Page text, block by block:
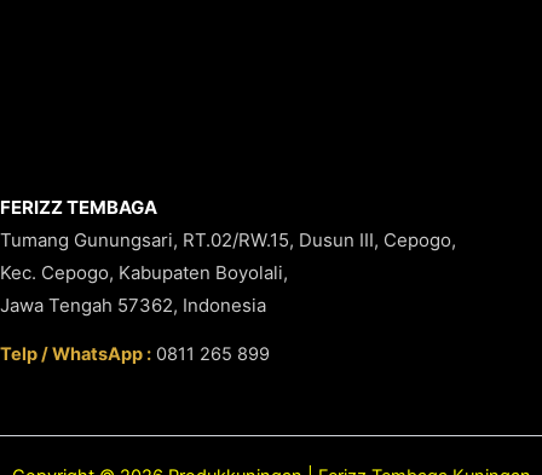
FERIZZ TEMBAGA
Tumang Gunungsari, RT.02/RW.15, Dusun III, Cepogo,
Kec. Cepogo, Kabupaten Boyolali,
Jawa Tengah 57362, Indonesia
Telp / WhatsApp : 0811 265 899